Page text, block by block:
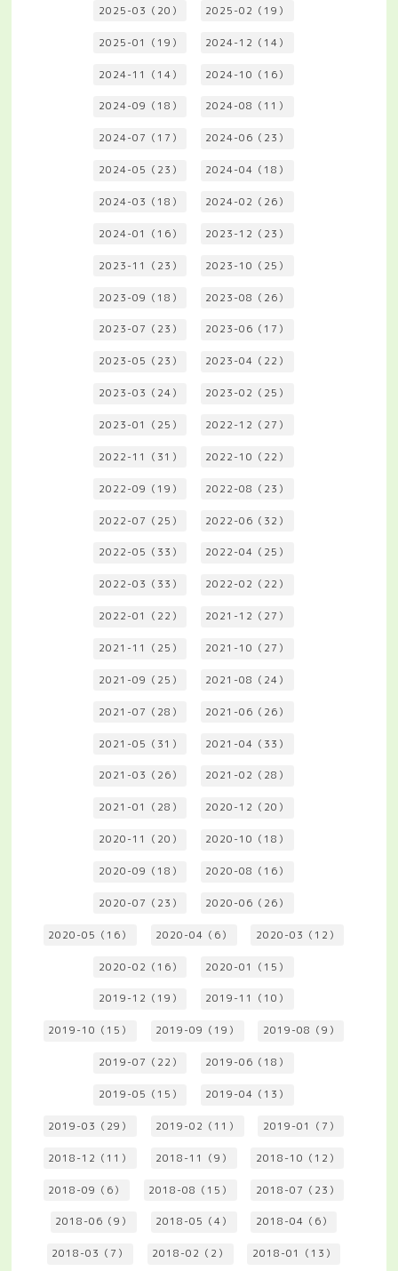
2025-03（20） 2025-02（19）
2025-01（19） 2024-12（14）
2024-11（14） 2024-10（16）
2024-09（18） 2024-08（11）
2024-07（17） 2024-06（23）
2024-05（23） 2024-04（18）
2024-03（18） 2024-02（26）
2024-01（16） 2023-12（23）
2023-11（23） 2023-10（25）
2023-09（18） 2023-08（26）
2023-07（23） 2023-06（17）
2023-05（23） 2023-04（22）
2023-03（24） 2023-02（25）
2023-01（25） 2022-12（27）
2022-11（31） 2022-10（22）
2022-09（19） 2022-08（23）
2022-07（25） 2022-06（32）
2022-05（33） 2022-04（25）
2022-03（33） 2022-02（22）
2022-01（22） 2021-12（27）
2021-11（25） 2021-10（27）
2021-09（25） 2021-08（24）
2021-07（28） 2021-06（26）
2021-05（31） 2021-04（33）
2021-03（26） 2021-02（28）
2021-01（28） 2020-12（20）
2020-11（20） 2020-10（18）
2020-09（18） 2020-08（16）
2020-07（23） 2020-06（26）
2020-05（16） 2020-04（6） 2020-03（12）
2020-02（16） 2020-01（15）
2019-12（19） 2019-11（10）
2019-10（15） 2019-09（19） 2019-08（9）
2019-07（22） 2019-06（18）
2019-05（15） 2019-04（13）
2019-03（29） 2019-02（11） 2019-01（7）
2018-12（11） 2018-11（9） 2018-10（12）
2018-09（6） 2018-08（15） 2018-07（23）
2018-06（9） 2018-05（4） 2018-04（6）
2018-03（7） 2018-02（2） 2018-01（13）